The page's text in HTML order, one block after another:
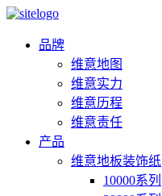
品牌
维意地图
维意实力
维意历程
维意责任
产品
维意地板装饰纸
10000系列